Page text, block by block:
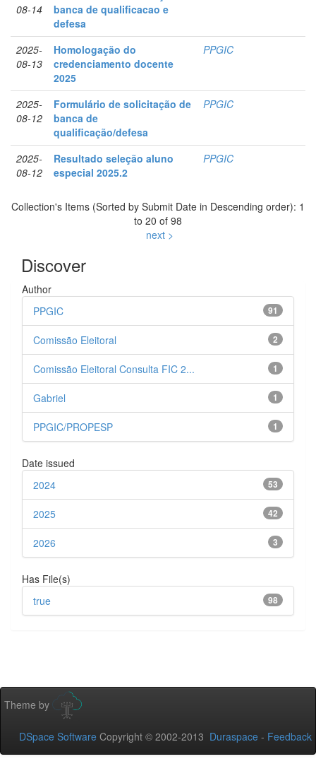
08-14
banca de qualificacao e
defesa
2025-
08-13
Homologação do
credenciamento docente
2025
PPGIC
2025-
08-12
Formulário de solicitação de
banca de
qualificação/defesa
PPGIC
2025-
08-12
Resultado seleção aluno
especial 2025.2
PPGIC
Collection's Items (Sorted by Submit Date in Descending order): 1
to 20 of 98
next >
Discover
Author
91
PPGIC
2
Comissão Eleitoral
1
Comissão Eleitoral Consulta FIC 2...
1
Gabriel
1
PPGIC/PROPESP
Date issued
53
2024
42
2025
3
2026
Has File(s)
98
true
Theme by
DSpace Software Copyright © 2002-2013 Duraspace - Feedback